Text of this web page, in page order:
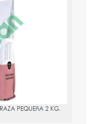
PEQUEñA 2 KG.
PEQUEñA 2 KG.